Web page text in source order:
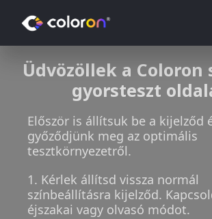
Üdvözöllek a Coloron
gyorsteszt
Először is állítsuk be a kijelződ
győződjünk meg az optimális
tesztkörnyezetről.
1. Kérlek állítsd vissza normál
színbeállításra kijelződ.
éjszakai vagy olvasó módot.